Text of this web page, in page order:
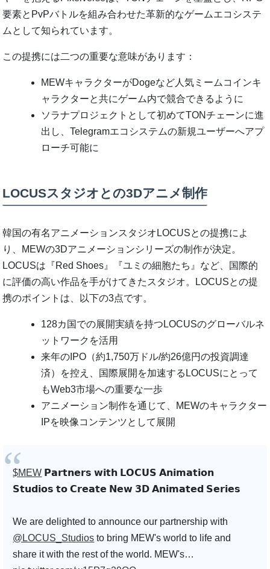
要素とPvPバトルを組み合わせた革新的なゲームエコシステ
ムとして知られています。
この提携には二つの重要な意味があります：
MEWキャラクターがDogeなど人気ミームコインキ
ャラクターと共にゲーム内で競合できるように
ソラナプロジェクトとして初めてTONチェーンに進
出し、Telegramエコシステムの新規ユーザーへアプ
ローチ可能に
LOCUSスタジオとの3Dアニメ制作
韓国の有名アニメーションスタジオLOCUSとの提携によ
り、MEWの3Dアニメーションシリーズの制作が決定。
LOCUSは『Red Shoes』『ユミの細胞たち』など、国際的
に評価の高い作品を手がけてきたスタジオ。LOCUSとの提
携のポイントは、以下の3点です。
128カ国での展開実績を持つLOCUSのグローバルネ
ットワークを活用
来年のIPO（約1,750万ドル/約26億円の投資調達
済）を控え、国際展開を加速するLOCUSにとって
もWeb3市場への重要な一歩
アニメーション制作を通じて、MEWのキャラクター
IPを映像コンテンツとして展開
$MEW 𝗣𝗮𝗿𝘁𝗻𝗲𝗿𝘀 𝘄𝗶𝘁𝗵 𝗟𝗢𝗖𝗨𝗦 𝗔𝗻𝗶𝗺𝗮𝘁𝗶𝗼𝗻
𝗦𝘁𝘂𝗱𝗶𝗼𝘀 𝘁𝗼 𝗖𝗿𝗲𝗮𝘁𝗲 𝗡𝗲𝘄 𝟯𝗗 𝗔𝗻𝗶𝗺𝗮𝘁𝗲𝗱 𝗦𝗲𝗿𝗶𝗲𝘀
We are delighted to announce our partnership with
@LOCUS_Studios to bring MEW's world to life and
share it with the rest of the world. MEW's…